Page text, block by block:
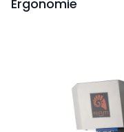
Ergonomie